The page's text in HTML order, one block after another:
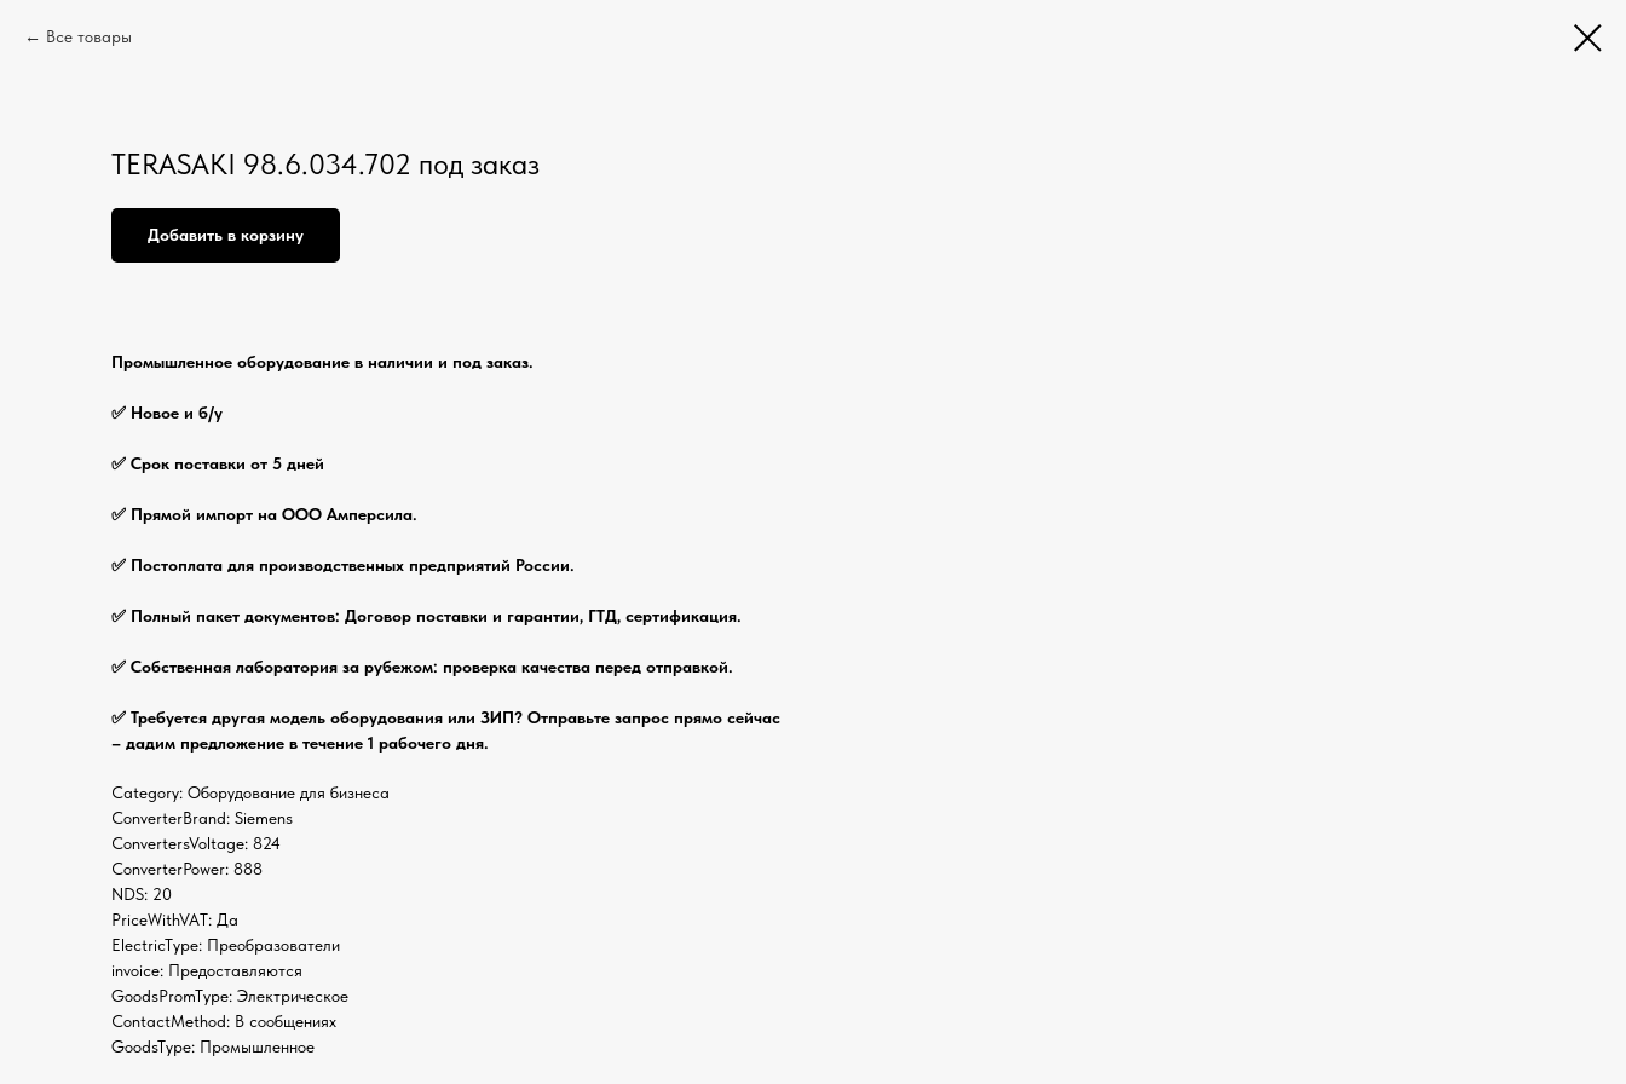
Все товары
TERASAKI 98.6.034.702 под заказ
Добавить в корзину
Промышленное оборудование в наличии и под заказ.
✅ Новое и б/у
✅ Срок поставки от 5 дней
✅ Прямой импорт на ООО Амперсила.
✅ Постоплата для производственных предприятий России.
✅ Полный пакет документов: Договор поставки и гарантии, ГТД, сертификация.
✅ Собственная лаборатория за рубежом: проверка качества перед отправкой.
✅ Требуется другая модель оборудования или ЗИП? Отправьте запрос прямо сейчас
– дадим предложение в течение 1 рабочего дня.
Category: Оборудование для бизнеса
ConverterBrand: Siemens
ConvertersVoltage: 824
ConverterPower: 888
NDS: 20
PriceWithVAT: Да
ElectricType: Преобразователи
invoice: Предоставляются
GoodsPromType: Электрическое
ContactMethod: В сообщениях
GoodsType: Промышленное